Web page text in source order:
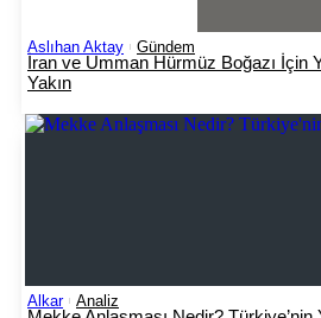
Aslıhan Aktay Gündem
İran ve Umman Hürmüz Boğazı İçin
Yakın
Alkar Analiz